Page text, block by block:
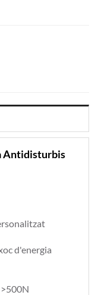
Antidisturbis
d'energia